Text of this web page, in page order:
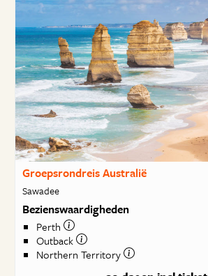
Groepsrondreis Australië
Sawadee
Bezienswaardigheden
Perth
Outback
Northern Territory